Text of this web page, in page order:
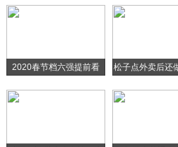
餐饮企业如何突破天花板？餐饮
2020春节档六强提前看 松子点外卖后还